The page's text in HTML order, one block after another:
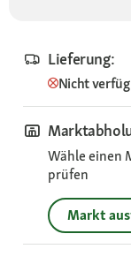
Lieferung:
Nicht
Wähle einen
prüfen
Markt